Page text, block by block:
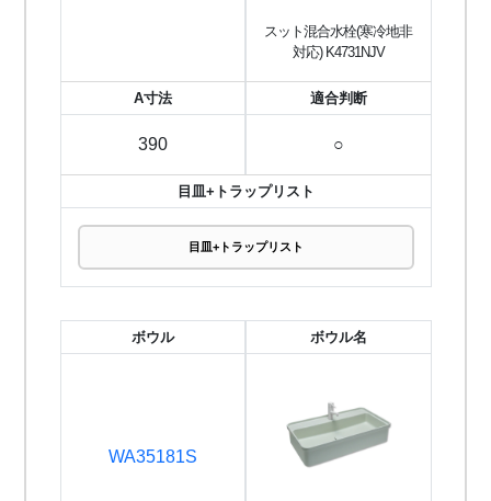
スット混合水栓(寒冷地非
対応) K4731NJV
A寸法
390
適合判断
○
目皿+トラップリスト
目皿+トラップリスト
ボウル
WA35181S
ボウル名